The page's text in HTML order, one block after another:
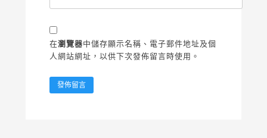
在瀏覽器中儲存顯示名稱、電子郵件地址及個
人網站網址，以供下次發佈留言時使用。